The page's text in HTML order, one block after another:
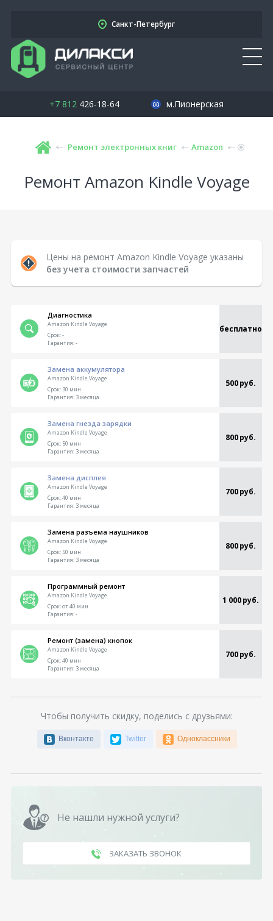
Санкт-Петербург
+7 812426-18-64 м.Пионерская
Ремонт электронных книг Amazon
Ремонт Amazon Kindle Voyage
Цены на ремонт Amazon Kindle Voyage указаны
без учета стоимости запчастей
Диагностика
Amazon Kindle Voyage бесплатно
Срок:-
Гарантия:-
Замена аккумулятора
Amazon Kindle Voyage 500 руб.
Срок:30 мин
Гарантия:3 месяца
Замена гнезда зарядки
Amazon Kindle Voyage 800 руб.
Срок:50 мин
Гарантия:3 месяца
Замена дисплея
Amazon Kindle Voyage 700 руб.
Срок:40 мин
Гарантия:3 месяца
Замена разъема наушников
Amazon Kindle Voyage 800 руб.
Срок:50 мин
Гарантия:3 месяца
Программный ремонт
Amazon Kindle Voyage 1 000 руб.
Срок:от 40 мин
Гарантия:-
Ремонт (замена) кнопок
Amazon Kindle Voyage 700 руб.
Срок:40 мин
Гарантия:3 месяца
Чтобы получить скидку, поделись с друзьями:
Вконтакте Twitter Одноклассники
Не нашли нужной услуги?
ЗАКАЗАТЬ ЗВОНОК